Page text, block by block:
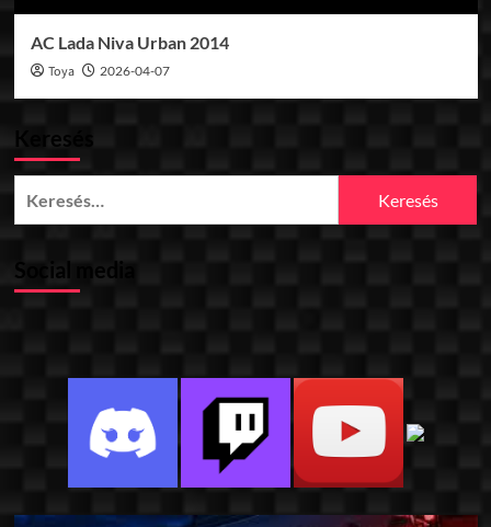
AC Lada Niva Urban 2014
Toya 2026-04-07
Keresés
Social media